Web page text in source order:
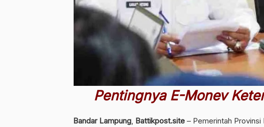
Pentingnya E-Monev
Bandar Lampung, Battikpost.site – Pemerintah